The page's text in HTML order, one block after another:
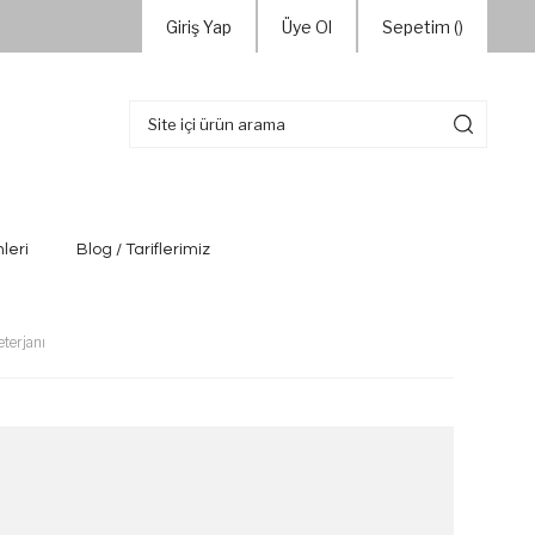
Giriş Yap Üye Ol Sepetim ()
Blog / Tariflerimiz